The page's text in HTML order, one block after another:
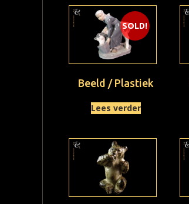
SOLD!
Beeld / Plastiek
Lees verder